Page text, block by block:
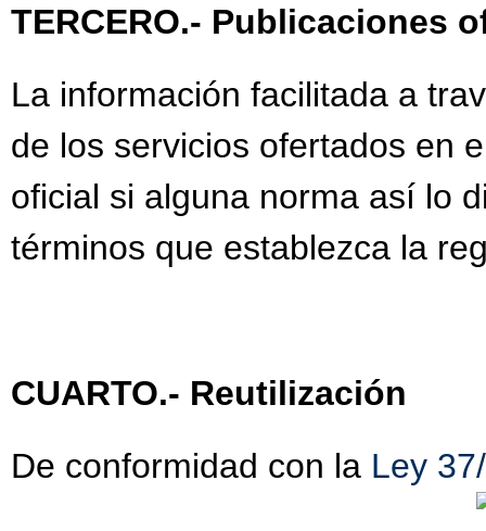
TERCERO.- Publicaciones
La información facilitada a
de los servicios ofertados en
oficial si alguna norma así lo
términos que establezca la
CUARTO.- Reutilización
De conformidad con la Ley